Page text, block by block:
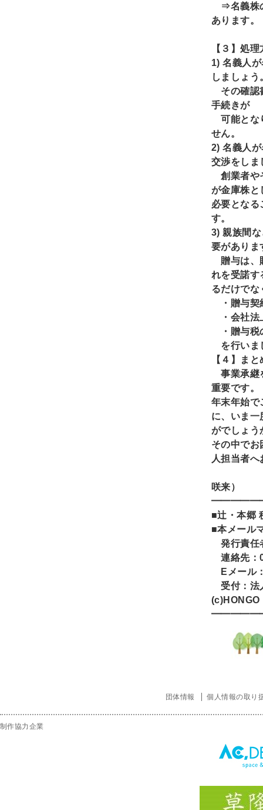
⇒名義株
あります。
【３】処
1)名義人
しましょう
その確認
手続きが
可能とな
せん。
2)名義人
交渉をしま
創業者や
が金庫株
必要となる
す。
3)親族間
要がありま
贈与は、
れを受諾す
るだけでな
・贈与契
・会社法
・贈与税
を行いま
【４】まと
事業承継
重要です。
年末年始で
に、いま一
がでしょう
その中でお
人担当者
咲来）
■辻・本郷
■本メール
発行責任
連絡先：
E メール
受付：法
(c)HONGO
団体情報 個人情報の取り
制作協力企業